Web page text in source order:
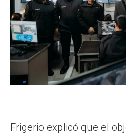
Frigerio explicó que el